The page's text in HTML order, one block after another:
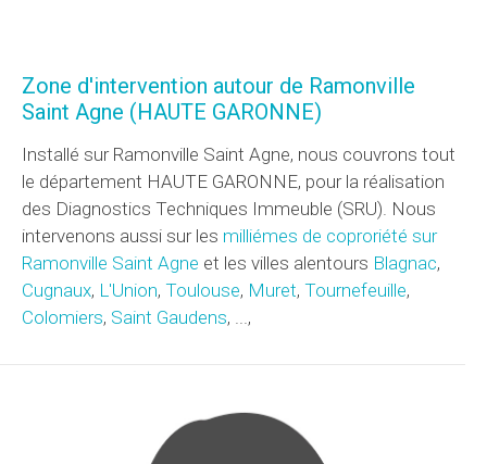
Zone d'intervention autour de Ramonville
Saint Agne (HAUTE GARONNE)
Installé sur Ramonville Saint Agne, nous couvrons tout
le département HAUTE GARONNE, pour la réalisation
des Diagnostics Techniques Immeuble (SRU). Nous
intervenons aussi sur les milliémes de coproriété sur
Ramonville Saint Agne et les villes alentours Blagnac,
Cugnaux, L'Union, Toulouse, Muret, Tournefeuille,
Colomiers, Saint Gaudens, ...,